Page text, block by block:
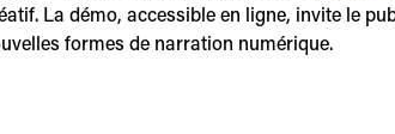
La démo, accessible en ligne, invite le
formes de narration numérique.